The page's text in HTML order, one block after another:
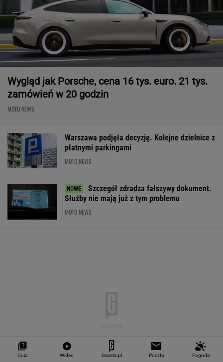
Wygląd jak Porsche, cena 16 tys. euro. 21 tys.
zamówień w 20 godzin
MOTO NEWS
Warszawa podjęła decyzję. Kolejne dzielnice z
płatnymi parkingami
MOTO NEWS
Szczegół zdradza fałszywy dokument.
Służby nie mają już z tym problemu
MOTO NEWS
Quiz Wideo Gazeta.pl Poczta Pogoda